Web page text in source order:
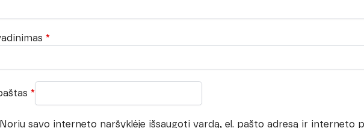
*
*
Noriu savo interneto naršyklėje išsaugoti vardą, el. pašto adresą ir interneto